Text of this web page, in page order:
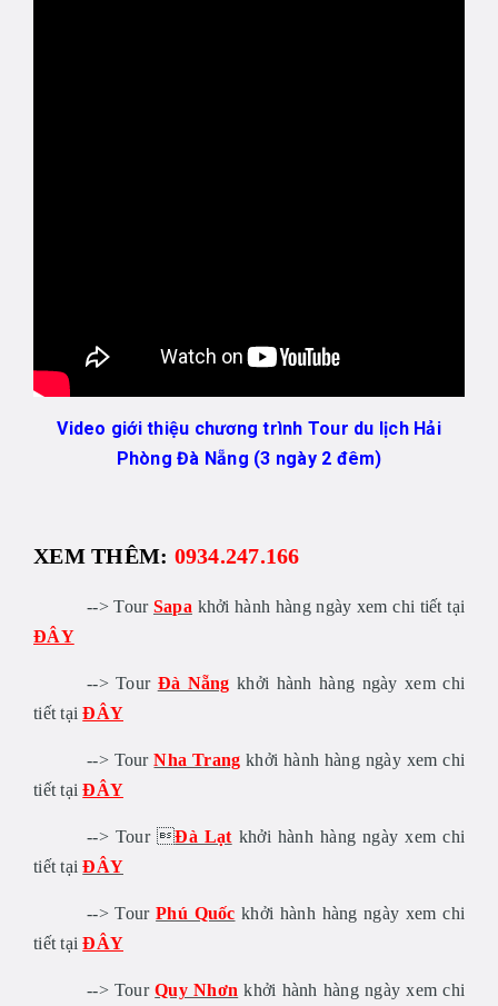
Video giới thiệu chương trình Tour du lịch Hải
Phòng Đà Nẵng (3 ngày 2 đêm)
XEM THÊM: 0934.247.166
--> Tour Sapa khởi hành hàng ngày xem chi tiết tại
ĐÂY
--> Tour Đà Nẵng khởi hành hàng ngày xem chi
tiết tạiĐÂY
--> TourNha Trang khởi hành hàng ngày xem chi
tiết tạiĐÂY
--> Tour Đà Lạt khởi hành hàng ngày xem chi
tiết tạiĐÂY
--> TourPhú Quốc khởi hành hàng ngày xem chi
tiết tạiĐÂY
--> TourQuy Nhơn khởi hành hàng ngày xem chi